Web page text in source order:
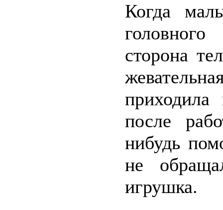
Когда
сторона
после
нибудь
не
игрушка.